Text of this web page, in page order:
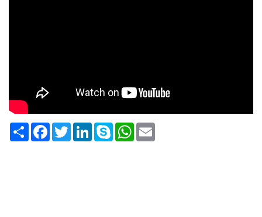
Share FacebookTwitterLinkedInSkype WhatsApp